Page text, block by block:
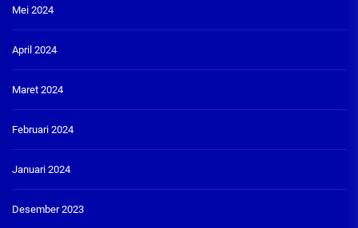
Mei 2024
April 2024
Maret 2024
Februari 2024
Januari 2024
Desember 2023